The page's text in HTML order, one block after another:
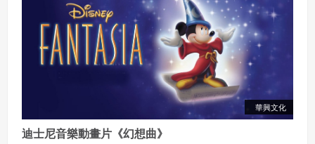
華興文化
迪士尼音樂動畫片《幻想曲》
五、聲明保證
會員聲明並保證會員於使用本系統時創作、上傳或張貼的著
作物，會員享有所有權或經合法授權。
如會員違反前項約定致吉寶系統公司遭追訴、請求或求償
者，吉寶系統公司應立即通知會員，必要時本系統得移除爭
議內容。會員應協助相關程序並負擔吉寶系統公司因此所生
支出（包括律師費用）、損害及損失。